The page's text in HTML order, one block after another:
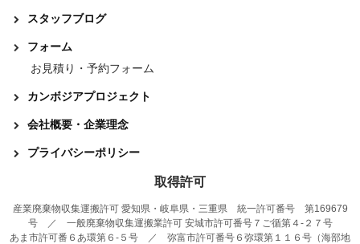
スタッフブログ
フォーム
お見積り・予約フォーム
カンボジアプロジェクト
会社概要・企業理念
プライバシーポリシー
取得許可
産業廃棄物収集運搬許可 愛知県・岐阜県・三重県 統一許可番号 第169679
号 ／ 一般廃棄物収集運搬業許可 安城市許可番号７ご循第４-２７号
あま市許可番６あ環第６-５号 ／ 弥富市許可番号６弥環第１１６号（海部地